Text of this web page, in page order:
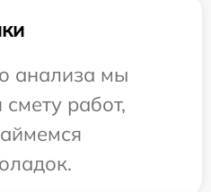
анализа мы
работ,